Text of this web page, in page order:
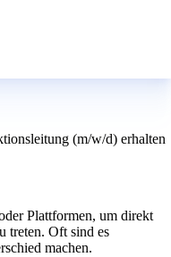
(m/w/d) erhalten
Plattformen, um direkt
treten. Oft sind es
machen.